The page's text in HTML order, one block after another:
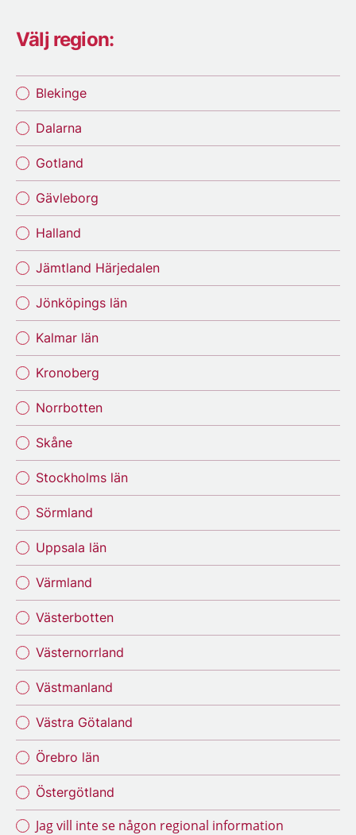
Välj region:
Blekinge
Dalarna
Gotland
Gävleborg
Halland
Jämtland Härjedalen
Jönköpings län
Kalmar län
Kronoberg
Norrbotten
Skåne
Stockholms län
Sörmland
Uppsala län
Värmland
Västerbotten
Västernorrland
Västmanland
Västra Götaland
Örebro län
Östergötland
Jag vill inte se någon regional information